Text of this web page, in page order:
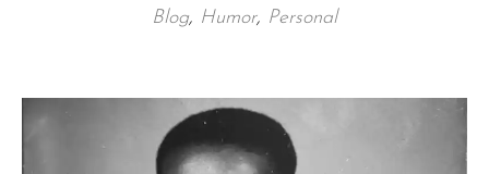
Blog, Humor, Personal